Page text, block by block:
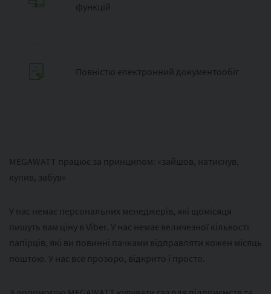
функцій
Повністю електронний документообіг
MEGAWATT працює за принципом: «зайшов, натиснув,
купив, забув»
У нас немає персональних менеджерів, які щомісяця
пишуть вам ціну в Viber. У нас немає величезної кількості
папірців, які ви повинні пачками відправляти кожен місяць
поштою. У нас все прозоро, відкрито і просто.